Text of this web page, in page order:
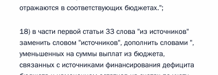
отражаются в соответствующих бюджетах.";
18) в части первой статьи 33 слова "из источников"
заменить словом "источников", дополнить словами ",
уменьшенных на суммы выплат из бюджета,
связанных с источниками финансирования дефицита